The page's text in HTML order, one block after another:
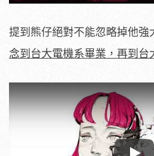
提到熊仔絕對不能忽略掉他強
念到台大電機系畢業，再到台